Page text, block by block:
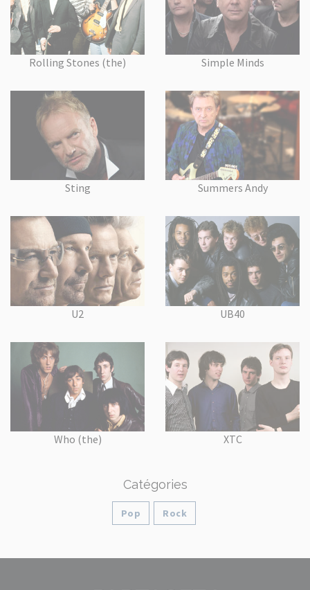
Rolling Stones (the) Simple Minds
Sting Summers Andy
U2 UB40
Who (the) XTC
Catégories
Pop Rock